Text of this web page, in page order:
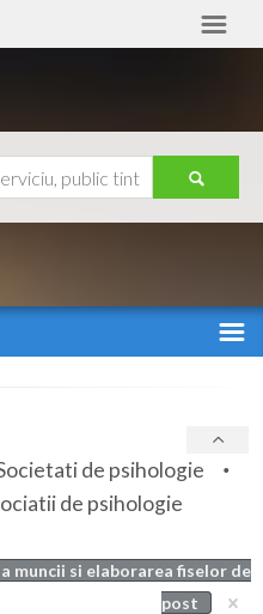
de psihologie
de psihologie
muncii si elaborarea fiselor de
post